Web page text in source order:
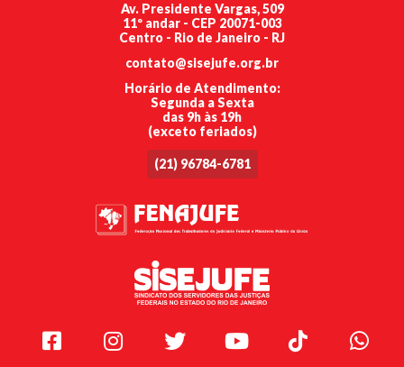
Av. Presidente Vargas, 509
11º andar - CEP 20071-003
Centro - Rio de Janeiro - RJ
contato@sisejufe.org.br
Horário de Atendimento:
Segunda a Sexta
das 9h às 19h
(exceto feriados)
(21) 96784-6781
Facebook Instagram Twitter Youtube TikTok